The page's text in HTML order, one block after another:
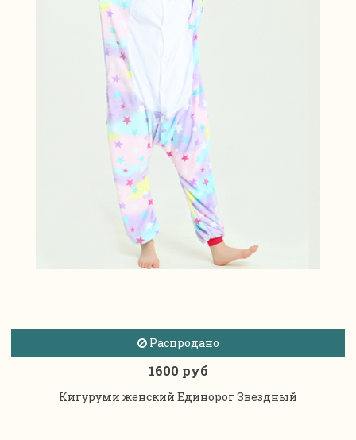
Распродано
1600 руб
Кигуруми женский Единорог Звездный